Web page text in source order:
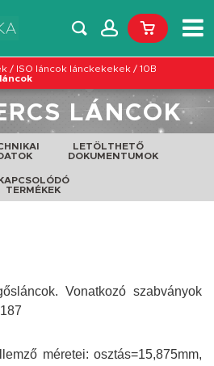
/ ISO láncok lánckekekek / 10B
LÁNCOK
LETÖLTHETŐ
DOKUMENTUMOK
TERMÉKEK
Vonatkozó szabványok
méretei: osztás=15,875mm,